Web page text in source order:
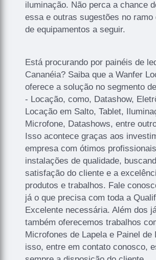
iluminação. Não perca a chance
essa e outras sugestões no ramo
de equipamentos a seguir.
Está procurando por painéis de
Cananéia? Saiba que a Wanfer
oferece a solução no segmento
- Locação, como, Datashow,
Locação em Salto, Tablet,
Microfone, Datashows, entre
Isso acontece graças aos
empresa com ótimos
instalações de qualidade,
satisfação do cliente e a
produtos e trabalhos. Fale
já o que precisa com toda a
Excelente necessária. Além dos
também oferecemos trabalhos
Microfones de Lapela e Painel de
isso, entre em contato conosco,